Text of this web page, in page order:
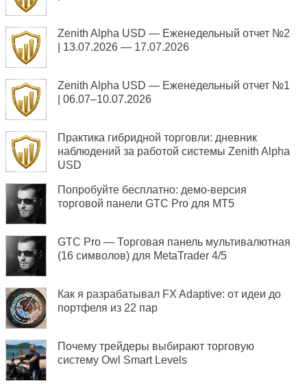
Zenith Alpha USD — Еженедельный отчет №2
| 13.07.2026 — 17.07.2026
Zenith Alpha USD — Еженедельный отчет №1
| 06.07–10.07.2026
Практика гибридной торговли: дневник
наблюдений за работой системы Zenith Alpha
USD
Попробуйте бесплатно: демо-версия
торговой панели GTC Pro для MT5
GTC Pro — Торговая панель мультивалютная
(16 символов) для MetaTrader 4/5
Как я разрабатывал FX Adaptive: от идеи до
портфеля из 22 пар
Почему трейдеры выбирают торговую
систему Owl Smart Levels